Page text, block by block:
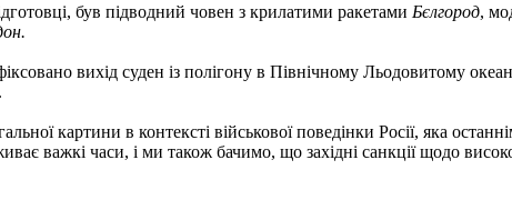
був підводний човен з крилатими ракетами Бєлгород,
вихід суден із полігону в Північному Льодовитому
картини в контексті військової поведінки Росії, яка
важкі часи, і ми також бачимо, що західні санкції щодо